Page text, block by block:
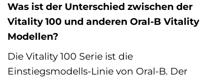
Was ist der Unterschied zwischen der
Vitality 100 und anderen Oral-B Vitality
Modellen?
Die Vitality 100 Serie ist die
Einstiegsmodells-Linie von Oral-B. Der